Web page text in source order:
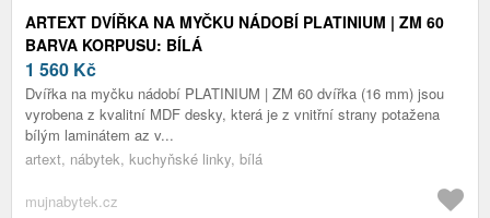
ARTEXT DVÍŘKA NA MYČKU NÁDOBÍ PLATINIUM | ZM 60
BARVA KORPUSU: BÍLÁ
1 560 Kč
Dvířka na myčku nádobí PLATINIUM | ZM 60 dvířka (16 mm) jsou
vyrobena z kvalitní MDF desky, která je z vnitřní strany potažena
bílým laminátem az v...
artext, nábytek, kuchyňské linky, bílá
mujnabytek.cz